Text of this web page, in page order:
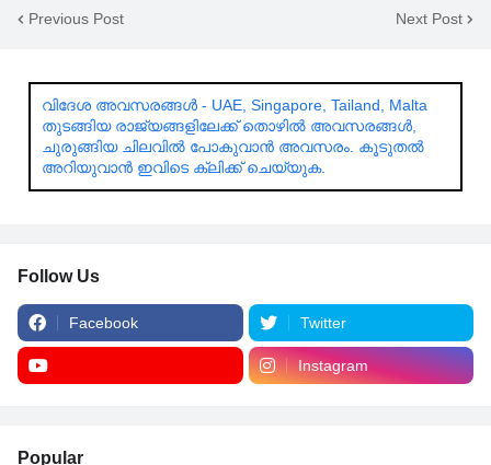
Previous Post Next Post
വിദേശ അവസരങ്ങൾ - UAE, Singapore, Tailand, Malta
തുടങ്ങിയ രാജ്യങ്ങളിലേക്ക് തൊഴിൽ അവസരങ്ങൾ,
ചുരുങ്ങിയ ചിലവിൽ പോകുവാൻ അവസരം. കൂടുതൽ
അറിയുവാൻ ഇവിടെ ക്ലിക്ക് ചെയ്യുക.
Follow Us
Facebook Twitter
Instagram
Popular